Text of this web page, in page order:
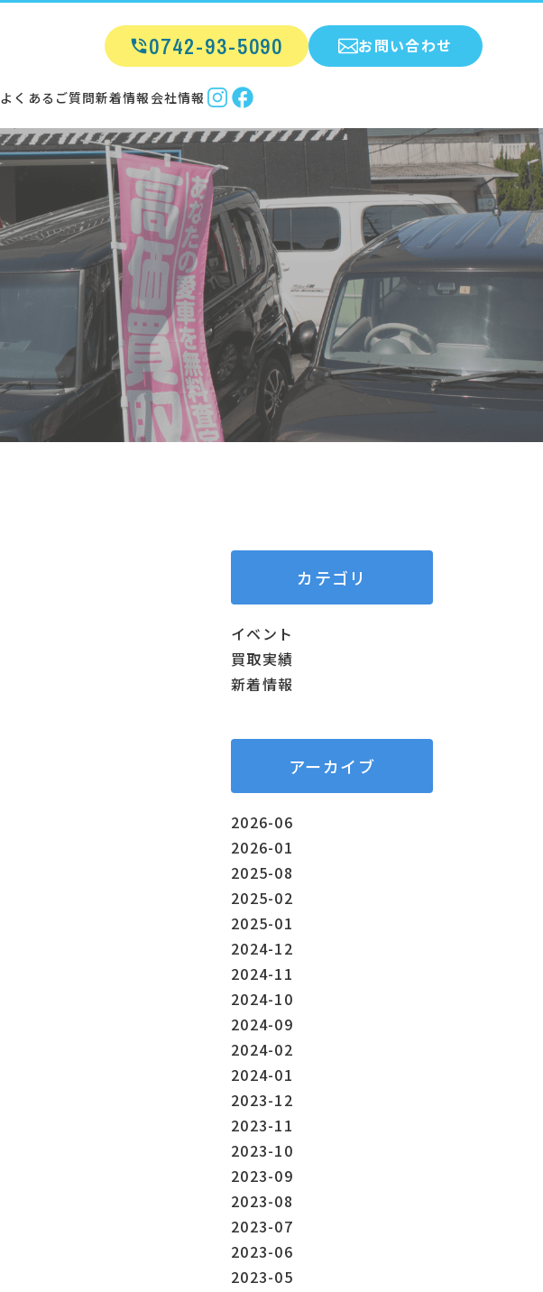
0742-93-5090 お問い合わせ
よくあるご質問新着情報会社情報
カテゴリ
イベント
買取実績
新着情報
アーカイブ
2026-06
2026-01
2025-08
2025-02
2025-01
2024-12
2024-11
2024-10
2024-09
2024-02
2024-01
2023-12
2023-11
2023-10
2023-09
2023-08
2023-07
2023-06
2023-05